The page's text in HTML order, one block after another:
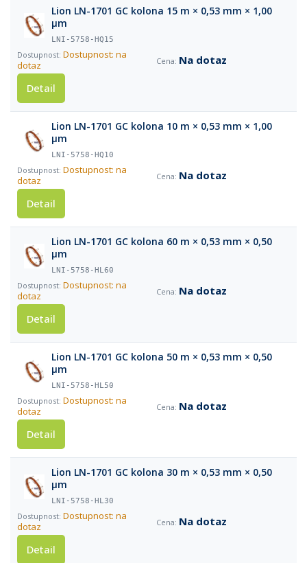
Lion LN-1701 GC kolona 15 m × 0,53 mm × 1,00
µm
LNI-5758-HQ15
Dostupnost: na
dotaz
Na dotaz
Detail
Lion LN-1701 GC kolona 10 m × 0,53 mm × 1,00
µm
LNI-5758-HQ10
Dostupnost: na
dotaz
Na dotaz
Detail
Lion LN-1701 GC kolona 60 m × 0,53 mm × 0,50
µm
LNI-5758-HL60
Dostupnost: na
dotaz
Na dotaz
Detail
Lion LN-1701 GC kolona 50 m × 0,53 mm × 0,50
µm
LNI-5758-HL50
Dostupnost: na
dotaz
Na dotaz
Detail
Lion LN-1701 GC kolona 30 m × 0,53 mm × 0,50
µm
LNI-5758-HL30
Dostupnost: na
dotaz
Na dotaz
Detail